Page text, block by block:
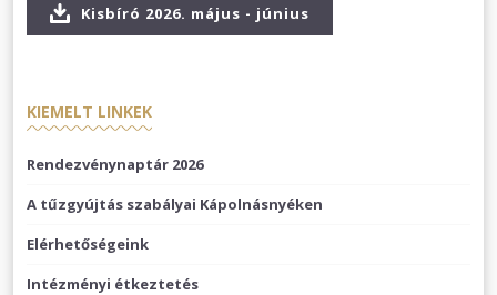
Kisbíró 2026. május - június
KIEMELT LINKEK
Rendezvénynaptár 2026
A tűzgyújtás szabályai Kápolnásnyéken
Elérhetőségeink
Intézményi étkeztetés